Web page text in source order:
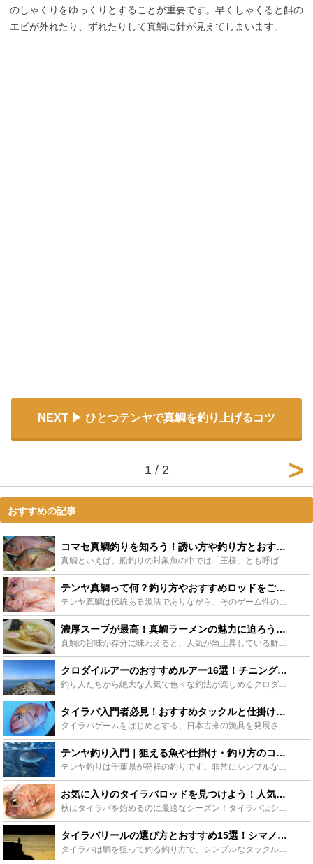
のしゃくりをゆっくりとすることが重要です。早くしゃくると餌の
エビが外れたり、ずれたりして真鯛に針が見えてしまいます。
NEXT ひとつテンヤで真鯛を釣り上げるコツ
1 / 2
おすすめの記事
コマセ真鯛釣りを知ろう！誘い方や釣り方とおすすめロッドも！ - Leisurego(レジャーゴー)
真鯛といえば、船釣りの対象魚の中では「王様」とも呼ばれ、誰もが一度は釣ってみたいと思う高級魚です。そんな真鯛の船釣りには様々な方法があります。今回は、そんな真鯛の釣り方の一つである、「コマセ真鯛釣り...
テンヤ真鯛って何？釣り方やおすすめロッドをご紹介 - Leisurego(レジャーゴー)
テンヤ真鯛は伝統ある漁法でありながら、そのゲーム性の高さから人気が高まっています。シンプルな仕掛けは、初心者にも始めやすい特徴があります。エビを餌にするため、鯛だけではない高級魚との出会いも魅力です...
濃厚スープが最高！真鯛ラーメンの魅力に迫ろう！『まるき』『麺魚』 - Leisurego(レジャーゴー)
真鯛の旨味が存分に味わえると、人気が急上昇している鮮魚系ラーメン『真鯛ラーメン』。その評判から多数メディアにも取り上げられています。行列してでもぜひ食べたい！そんな真鯛ラーメンの魅力を名店、東京錦糸...
クロダイルアーのおすすめルアー16選！チニングの基本も一緒にチェックしよう！ - Leisurego(レジャーゴー)
釣り人たちから絶大な人気で色々な釣法が楽しめるクロダイですが近年では一度釣ったら病みつきになると言われているルアーを使ったチニングが人気を集めているようです。そのチニングの基本と一緒におすすめのルア...
タイラバ入門者必見！おすすめタックルと仕掛けを徹底解説！ - Leisurego(レジャーゴー)
タイラバゲームをはじめとする、日本古来の漁具を発展させたルアーを用いた漁具ingは、今最も熱いオフショアゲームです。この記事では、タイラバゲームに入門する方向けに、おすすめのロッド、リール、ラインの...
テンヤ釣り入門｜狙える魚や仕掛け・釣り方のコツをご紹介！ - Leisurego(レジャーゴー)
テンヤ釣りは千葉県が発祥の釣りです。非常にシンプルな仕掛けで釣る釣り方で、主に真鯛を狙う釣り方です。シンプルな仕掛けなのにたくさん釣れたりするところから、人気を集めています。この記事ではテンヤ釣りの...
お気に入りのタイラバロッドを見つけよう！人気タイラバロッド10選！！ - Leisurego(レジャーゴー)
秋はタイラバを始めるのに最適なシーズン！タイラバはシンプルなやり方でマダイが釣れるとあって初心者向けの釣りでありながら、ハマってしまうとまた新しい楽しみ方が見えてくる玄人好みの一面も持った奥深い釣り...
タイラバリールの選び方とおすすめ15選！シマノやダイワもご紹介！ - Leisurego(レジャーゴー)
タイラバは鯛を狙って釣る釣り方で、シンプルなタックルで釣りを行います。そんなタイラバは、リールが釣りの要と言っても過言ではありません。この記事ではタイラバの要であるリールの選び方や、シマノ、ダイワな...